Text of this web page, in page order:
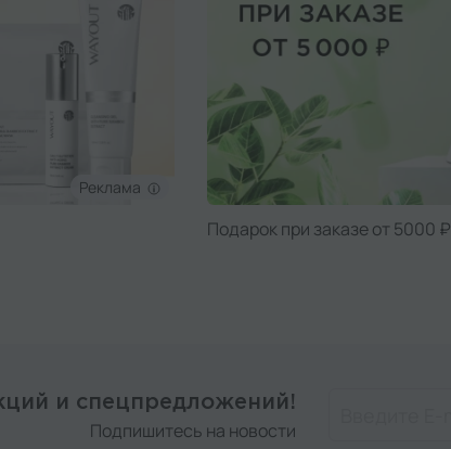
Реклама
Подарок при заказе от 5000 ₽
и спецпредложений!
Подпишитесь на новости